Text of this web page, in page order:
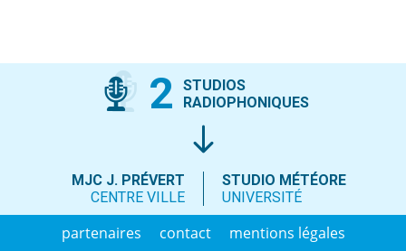
2
STUDIOS
RADIOPHONIQUES
MJC J. PRÉVERT
CENTRE VILLE
STUDIO MÉTÉORE
UNIVERSITÉ
partenaires contact
mentions légales